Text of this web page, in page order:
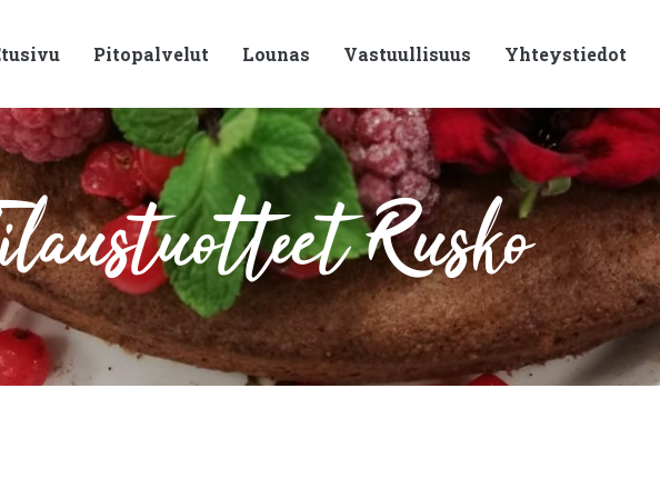
Pitopalvelut Lounas Vastuullisuus Yhteystiedot
Rusko